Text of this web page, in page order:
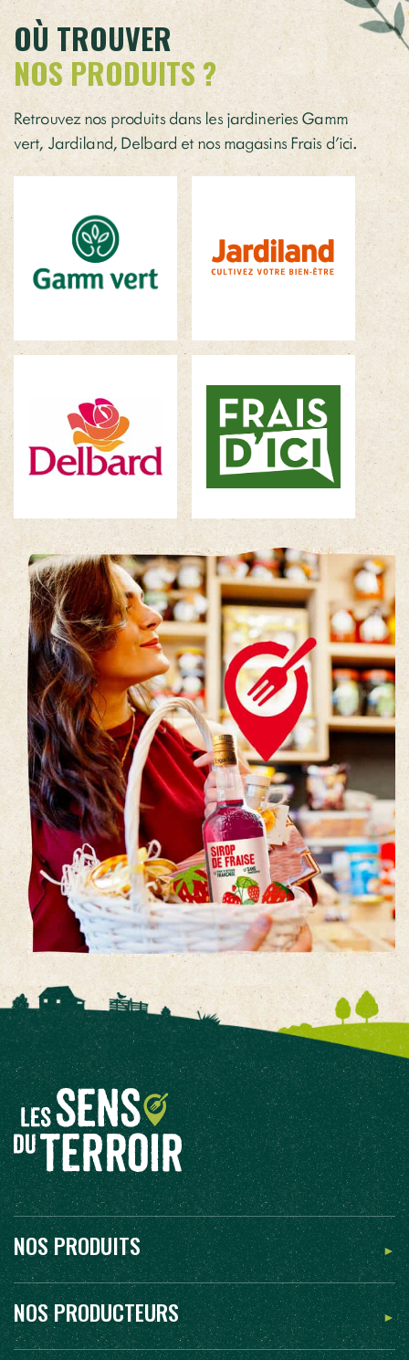
OÙ TROUVER
NOS PRODUITS ?
Retrouvez nos produits dans les jardineries Gamm
vert, Jardiland, Delbard et nos magasins Frais d’ici.
NOS PRODUITS
NOS PRODUCTEURS